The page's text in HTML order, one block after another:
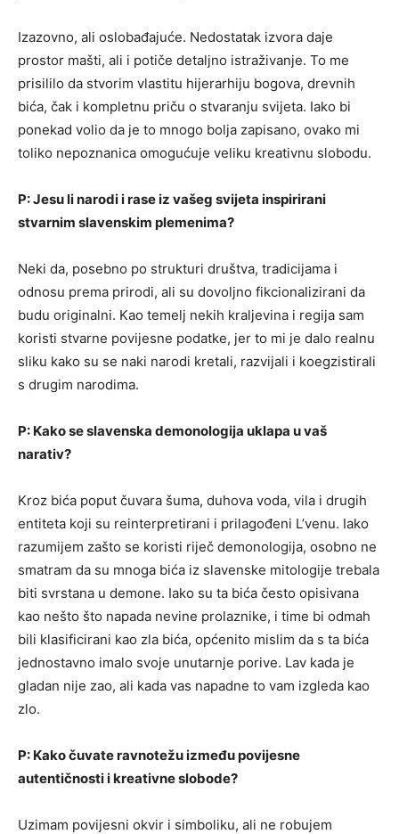
Izazovno, ali oslobađajuće. Nedostatak izvora daje
prostor mašti, ali i potiče detaljno istraživanje. To me
prisililo da stvorim vlastitu hijerarhiju bogova, drevnih
bića, čak i kompletnu priču o stvaranju svijeta. Iako bi
ponekad volio da je to mnogo bolja zapisano, ovako mi
toliko nepoznanica omogućuje veliku kreativnu slobodu.
P: Jesu li narodi i rase iz vašeg svijeta inspirirani
stvarnim slavenskim plemenima?
Neki da, posebno po strukturi društva, tradicijama i
odnosu prema prirodi, ali su dovoljno fikcionalizirani da
budu originalni. Kao temelj nekih kraljevina i regija sam
koristi stvarne povijesne podatke, jer to mi je dalo realnu
sliku kako su se naki narodi kretali, razvijali i koegzistirali
s drugim narodima.
P: Kako se slavenska demonologija uklapa u vaš
narativ?
Kroz bića poput čuvara šuma, duhova voda, vila i drugih
entiteta koji su reinterpretirani i prilagođeni L’venu. Iako
razumijem zašto se koristi riječ demonologija, osobno ne
smatram da su mnoga bića iz slavenske mitologije trebala
biti svrstana u demone. Iako su ta bića često opisivana
kao nešto što napada nevine prolaznike, i time bi odmah
bili klasificirani kao zla bića, općenito mislim da s ta bića
jednostavno imalo svoje unutarnje porive. Lav kada je
gladan nije zao, ali kada vas napadne to vam izgleda kao
zlo.
P: Kako čuvate ravnotežu između povijesne
autentičnosti i kreativne slobode?
Uzimam povijesni okvir i simboliku, ali ne robujem